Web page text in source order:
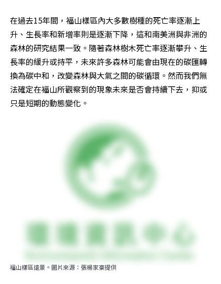
在過去15年間，福山樣區內大多數樹種的死亡率逐漸上
升、生長率和新增率則是逐漸下降，這和南美洲與非洲的
森林的研究結果一致。隨著森林樹木死亡率逐漸攀升、生
長率的緩升或持平，未來許多森林可能會由現在的碳匯轉
換為碳中和，改變森林與大氣之間的碳循環。然而我們無
法確定在福山所觀察到的現象未來是否會持續下去，抑或
只是短期的動態變化。
福山樣區遠景。圖片來源：張楊家豪提供